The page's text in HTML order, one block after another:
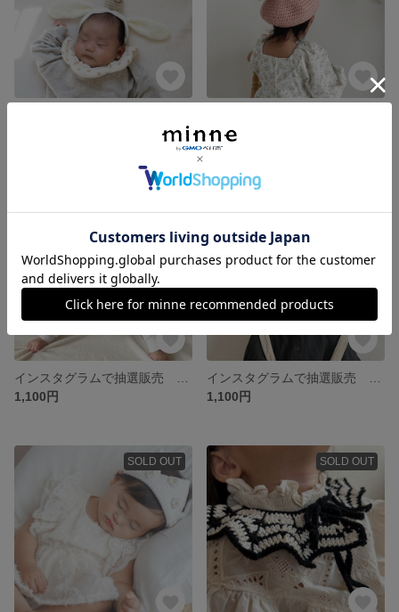
1,500円
1,100円
1,100円
SOLD OUT SOLD OUT